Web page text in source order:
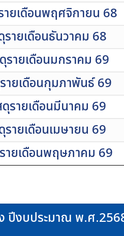
ยเดือนพฤศจิกายน 68
ายเดือนธันวาคม 68
ายเดือนมกราคม 69
ายเดือนกุมภาพันธ์ 69
รายเดือนมีนาคม 69
ายเดือนเมษายน 69
ายเดือนพฤษภาคม 69
ปีงบประมาณ พ.ศ